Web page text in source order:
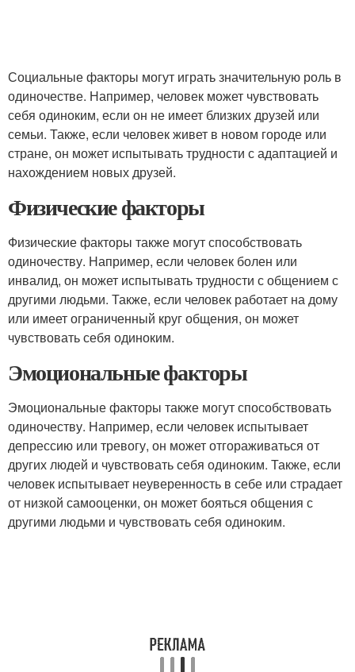
Социальные факторы могут играть значительную роль в
одиночестве. Например, человек может чувствовать
себя одиноким, если он не имеет близких друзей или
семьи. Также, если человек живет в новом городе или
стране, он может испытывать трудности с адаптацией и
нахождением новых друзей.
Физические факторы
Физические факторы также могут способствовать
одиночеству. Например, если человек болен или
инвалид, он может испытывать трудности с общением с
другими людьми. Также, если человек работает на дому
или имеет ограниченный круг общения, он может
чувствовать себя одиноким.
Эмоциональные факторы
Эмоциональные факторы также могут способствовать
одиночеству. Например, если человек испытывает
депрессию или тревогу, он может отгораживаться от
других людей и чувствовать себя одиноким. Также, если
человек испытывает неуверенность в себе или страдает
от низкой самооценки, он может бояться общения с
другими людьми и чувствовать себя одиноким.